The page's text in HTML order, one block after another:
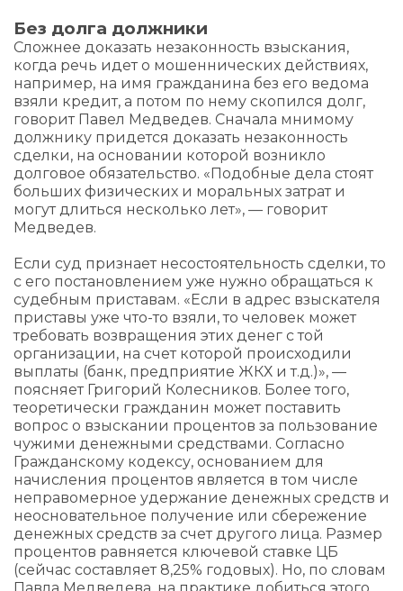
Без долга должники
Сложнее доказать незаконность взыскания,
когда речь идет о мошеннических действиях, ​
например, на имя гражданина без его ведома
взяли кредит, а потом по нему скопился долг,
говорит Павел Медведев. Сначала мнимому
должнику придется доказать незаконность
сделки, на основании которой возникло
долговое обязательство. «Подобные дела стоят
больших физических и моральных затрат и
могут длиться несколько лет», — говорит
Медведев.
Если суд признает несостоятельность сделки, то
с его постановлением уже нужно обращаться к
судебным приставам. «Если в адрес взыскателя
приставы уже что-то взяли, то человек может
требовать возвращения этих денег с той
организации, на счет которой происходили
выплаты (банк, предприятие ЖКХ и т.д.)», —
поясняет Григорий Колесников. Более того,
теоретически гражданин может поставить
вопрос о взыскании процентов за пользование
чужими денежными средствами. Согласно
Гражданскому кодексу, основанием для
начисления процентов является в том числе
неправомерное удержание денежных средств и
неосновательное получение или сбережение
денежных средств за счет другого лица. Размер
процентов равняется ключевой ставке ЦБ
(сейчас составляет 8,25% годовых). Но, по словам